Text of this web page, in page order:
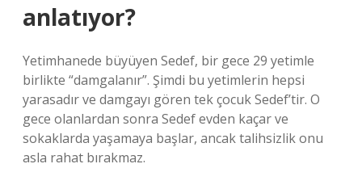
anlatıyor?
Yetimhanede büyüyen Sedef, bir gece 29 yetimle
birlikte “damgalanır”. Şimdi bu yetimlerin hepsi
yarasadır ve damgayı gören tek çocuk Sedef’tir. O
gece olanlardan sonra Sedef evden kaçar ve
sokaklarda yaşamaya başlar, ancak talihsizlik onu
asla rahat bırakmaz.